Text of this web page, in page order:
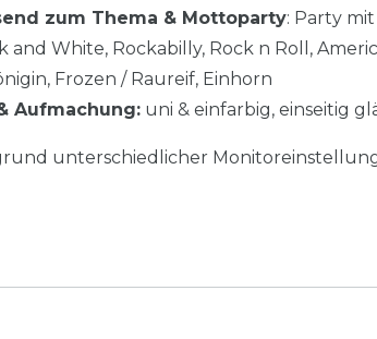
zum Thema & Mottoparty: Party
and White, Rockabilly, Rock n Roll,
Frozen / Raureif, Einhorn
Aufmachung: uni & einfarbig, einseitig
unterschiedlicher